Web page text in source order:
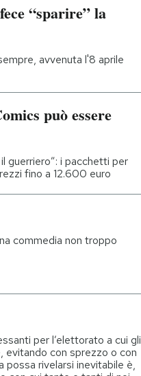
“sparire” la
avvenuta l'8 aprile
può essere
guerriero”: i pacchetti per
fino a 12.600 euro
commedia non troppo
per l’elettorato a cui gli
evitando con sprezzo o con
rivelarsi inevitabile è,